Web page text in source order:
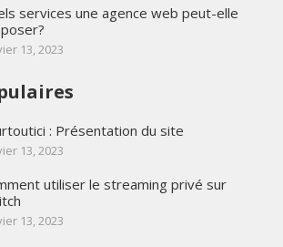
services une agence web peut-elle
13, 2023
: Présentation du site
13, 2023
utiliser le streaming privé sur
13, 2023